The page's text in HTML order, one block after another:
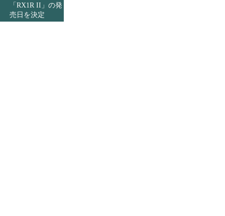
「RX1R II」の発
売日を決定